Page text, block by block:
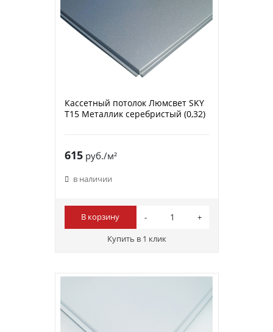
Кассетный потолок Люмсвет SKY
Т15 Металлик серебристый (0,32)
615руб./м²
в наличии
В корзину
Купить в 1 клик